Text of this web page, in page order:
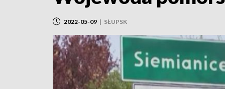
2022-05-09 | SŁUPSK